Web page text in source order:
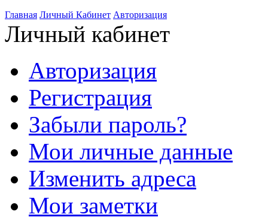
Главная Личный Кабинет Авторизация
Личный кабинет
Авторизация
Регистрация
Забыли пароль?
Мои личные данные
Изменить адреса
Мои заметки